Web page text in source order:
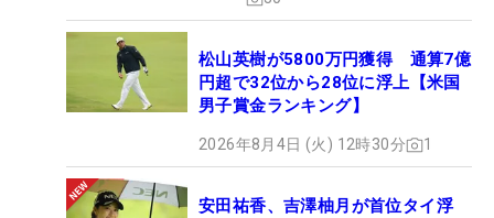
松山英樹が5800万円獲得 通算7億
円超で32位から28位に浮上【米国
男子賞金ランキング】
2026年8月4日 (火) 12時30分 1
安田祐香、吉澤柚月が首位タイ浮